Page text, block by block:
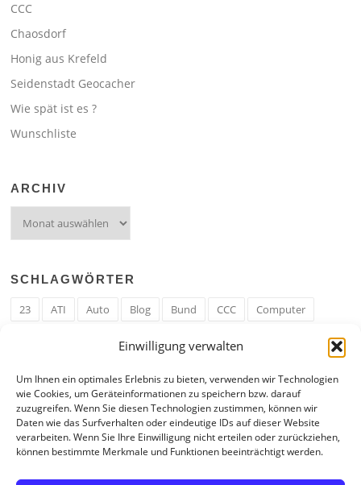
Einwilligung verwalten
Um Ihnen ein optimales Erlebnis zu bieten, verwenden wir Technologien
wie Cookies, um Geräteinformationen zu speichern bzw. darauf
zuzugreifen. Wenn Sie diesen Technologien zustimmen, können wir
Daten wie das Surfverhalten oder eindeutige IDs auf dieser Website
verarbeiten. Wenn Sie Ihre Einwilligung nicht erteilen oder zurückziehen,
können bestimmte Merkmale und Funktionen beeinträchtigt werden.
CCC
Chaosdorf
Honig aus Krefeld
Seidenstadt Geocacher
Wie spät ist es ?
Wunschliste
ARCHIV
SCHLAGWÖRTER
23 ATI Auto Blog Bund CCC
Computer
Google
Hack Hand HE ICE IE Internet
Krefeld
Liebe Linux u. Software Mail Mann
PHP
RAM
Regeln RZ Spam Spiel Ticker
USA